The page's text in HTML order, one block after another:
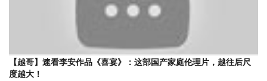
【越哥】速看李安作品《喜宴》：这部国产家庭伦理片，越往后尺
度越大！